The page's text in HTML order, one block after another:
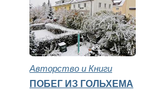
Авторство и Книги
ПОБЕГ ИЗ ГОЛЬХЕМА